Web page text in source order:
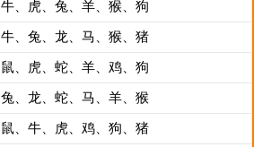
牛、虎、兔、羊、猴、狗
牛、兔、龙、马、猴、猪
鼠、虎、蛇、羊、鸡、狗
兔、龙、蛇、马、羊、猴
鼠、牛、虎、鸡、狗、猪